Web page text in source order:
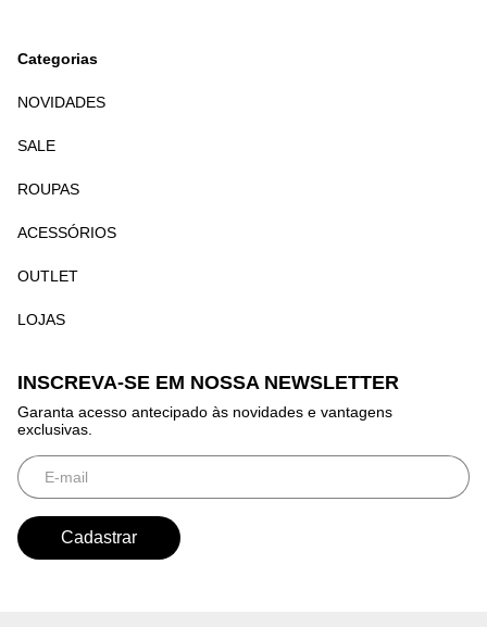
Categorias
NOVIDADES
SALE
ROUPAS
ACESSÓRIOS
OUTLET
LOJAS
INSCREVA-SE EM NOSSA NEWSLETTER
Garanta acesso antecipado às novidades e vantagens
exclusivas.